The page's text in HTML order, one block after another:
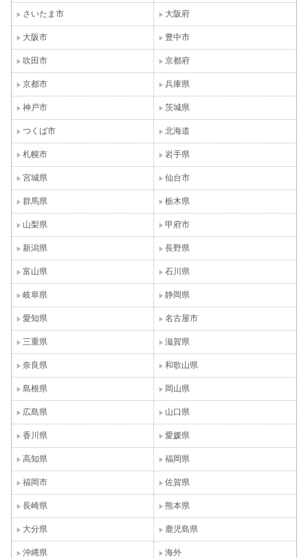
さいたま市 大阪府
大阪市 豊中市
吹田市 京都府
京都市 兵庫県
神戸市 茨城県
つくば市 北海道
札幌市 岩手県
宮城県 仙台市
群馬県 栃木県
山梨県 甲府市
新潟県 長野県
富山県 石川県
岐阜県 静岡県
愛知県 名古屋市
三重県 滋賀県
奈良県 和歌山県
島根県 岡山県
広島県 山口県
香川県 愛媛県
高知県 福岡県
福岡市 佐賀県
長崎県 熊本県
大分県 鹿児島県
沖縄県 海外